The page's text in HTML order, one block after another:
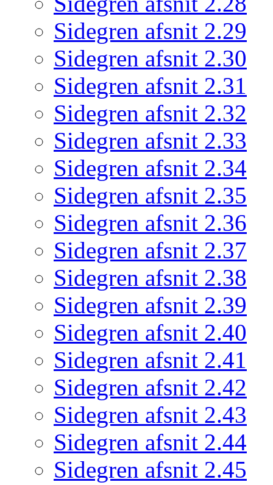
Sidegren afsnit 2.29
Sidegren afsnit 2.30
Sidegren afsnit 2.31
Sidegren afsnit 2.32
Sidegren afsnit 2.33
Sidegren afsnit 2.34
Sidegren afsnit 2.35
Sidegren afsnit 2.36
Sidegren afsnit 2.37
Sidegren afsnit 2.38
Sidegren afsnit 2.39
Sidegren afsnit 2.40
Sidegren afsnit 2.41
Sidegren afsnit 2.42
Sidegren afsnit 2.43
Sidegren afsnit 2.44
Sidegren afsnit 2.45